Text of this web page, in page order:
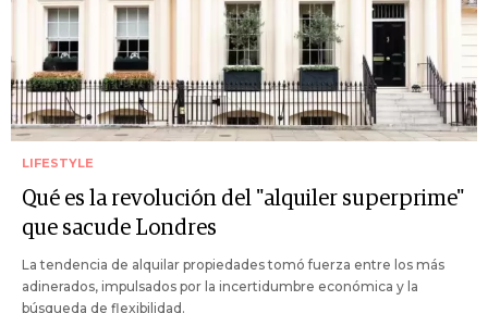
LIFESTYLE
Qué es la revolución del "alquiler superprime"
que sacude Londres
La tendencia de alquilar propiedades tomó fuerza entre los más
adinerados, impulsados por la incertidumbre económica y la
búsqueda de flexibilidad.